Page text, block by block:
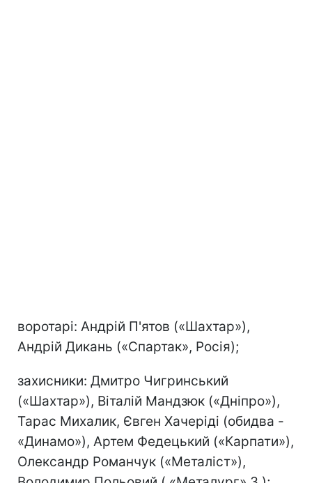
воротарі: Андрій П'ятов («Шахтар»),
Андрій Дикань («Спартак», Росія);
захисники: Дмитро Чигринський
(«Шахтар»), Віталій Мандзюк («Дніпро»),
Тарас Михалик, Євген Хачеріді (обидва -
«Динамо»), Артем Федецький («Карпати»),
Олександр Романчук («Металіст»),